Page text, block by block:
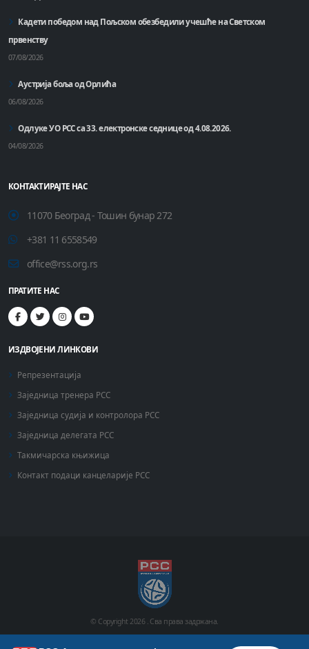
Кадети победом над Пољском обезбедили учешће на Светском
првенству
07/08/2026
Аустрија боља од Орлића
06/08/2026
Одлуке УО РСС са 33. електронске седнице од 4.08.2026.
04/08/2026
КОНТАКТИРАЈТЕ НАС
11070 Београд - Тошин бунар 272
+381 11 6558549
office@rss.org.rs
ПРАТИТЕ НАС
ИЗДВОЈЕНИ ЛИНКОВИ
Репрезентација
Заједница тренера РСС
Заједница судија и контролора РСС
Заједница делегата РСС
Такмичарска књижица
Контакт подаци канцеларије РСС
© Copyright2026 . Сва права задржана.